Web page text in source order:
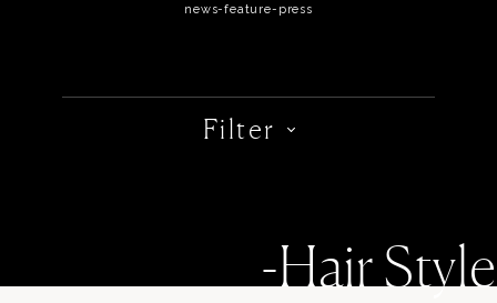
news-feature-press
Filter
-Hair Style